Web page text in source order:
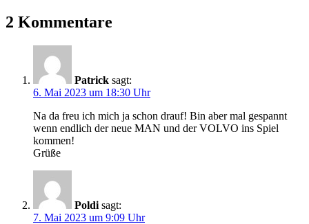
2 Kommentare
Patrick sagt:
6. Mai 2023 um 18:30 Uhr
Na da freu ich mich ja schon drauf! Bin aber mal gespannt
wenn endlich der neue MAN und der VOLVO ins Spiel
kommen!
Grüße
Poldi sagt:
7. Mai 2023 um 9:09 Uhr